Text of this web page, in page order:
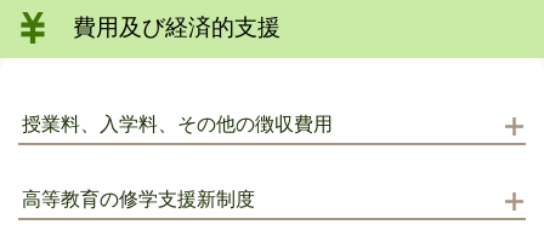
費用及び経済的支援
授業料、入学料、その他の徴収費用
高等教育の修学支援新制度